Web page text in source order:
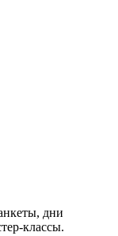
дни
классы.